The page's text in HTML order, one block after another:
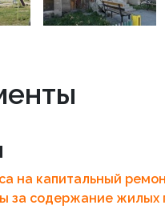
на капитальный
за содержание